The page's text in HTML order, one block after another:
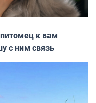
к вам
с ним связь